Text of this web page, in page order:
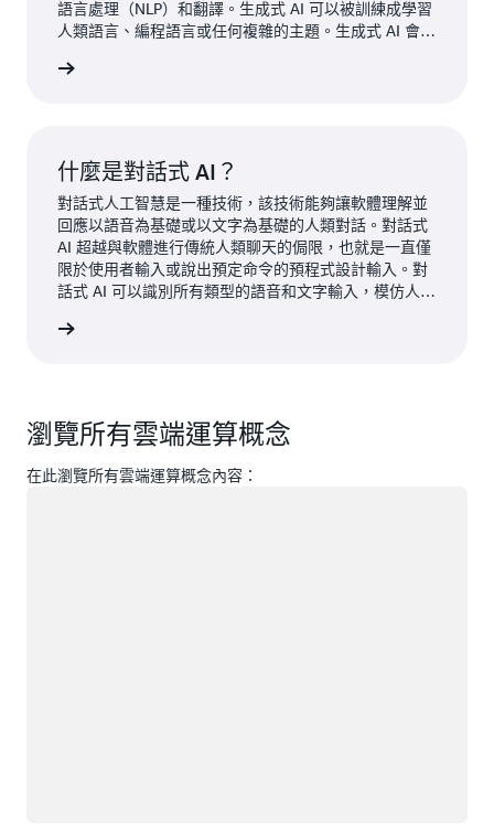
語言處理（NLP）和翻譯。生成式 AI 可以被訓練成學習
人類語言、編程語言或任何複雜的主題。生成式 AI 會重
目的，例如聊天機器人、媒體創作，以及產品開發和設
什麼是對話式 AI？
對話式人工智慧是一種技術，該技術能夠讓軟體理解並
回應以語音為基礎或以文字為基礎的人類對話。對話式
AI 超越與軟體進行傳統人類聊天的侷限，也就是一直僅
限於使用者輸入或說出預定命令的預程式設計輸入。對
話式 AI 可以識別所有類型的語音和文字輸入，模仿人類
瀏覽所有雲端運算概念
在此瀏覽所有雲端運算概念內容：